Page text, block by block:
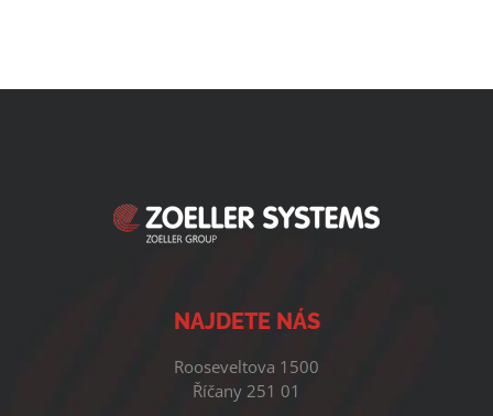
NAJDETE NÁS
Rooseveltova 1500
Říčany 251 01